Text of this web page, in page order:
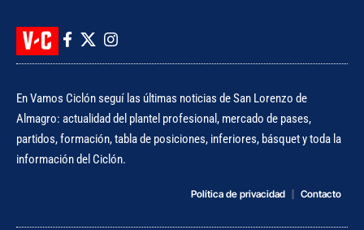
En Vamos Ciclón seguí las últimas noticias de San Lorenzo de
Almagro: actualidad del plantel profesional, mercado de pases,
partidos, formación, tabla de posiciones, inferiores, básquet y toda la
información del Ciclón.
Política de privacidad Contacto